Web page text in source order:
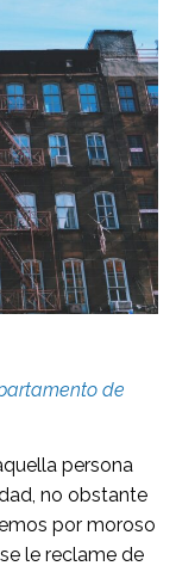
de
persona
no obstante
por moroso
le reclame de